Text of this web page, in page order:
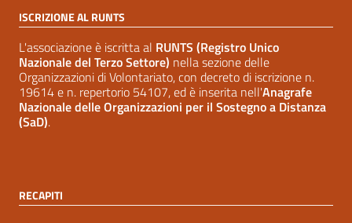
ISCRIZIONE AL RUNTS
L'associazione è iscritta al RUNTS (Registro Unico
Nazionale del Terzo Settore) nella sezione delle
Organizzazioni di Volontariato, con decreto di iscrizione n.
19614 e n. repertorio 54107, ed è inserita nell'Anagrafe
Nazionale delle Organizzazioni per il Sostegno a Distanza
(SaD).
RECAPITI